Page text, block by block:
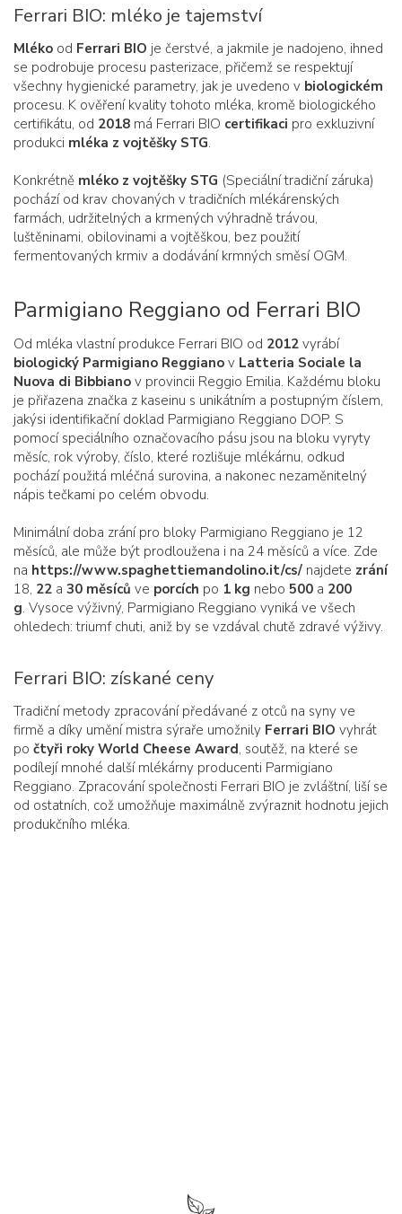
Ferrari BIO: mléko je tajemství
Mléko od Ferrari BIO je čerstvé, a jakmile je nadojeno, ihned
se podrobuje procesu pasterizace, přičemž se respektují
všechny hygienické parametry, jak je uvedeno v biologickém
procesu. K ověření kvality tohoto mléka, kromě biologického
certifikátu, od 2018 má Ferrari BIO certifikaci pro exkluzivní
produkci mléka z vojtěšky STG.
Konkrétně mléko z vojtěšky STG (Speciální tradiční záruka)
pochází od krav chovaných v tradičních mlékárenských
farmách, udržitelných a krmených výhradně trávou,
luštěninami, obilovinami a vojtěškou, bez použití
fermentovaných krmiv a dodávání krmných směsí OGM.
Parmigiano Reggiano od Ferrari BIO
Od mléka vlastní produkce Ferrari BIO od 2012 vyrábí
biologický Parmigiano Reggiano v Latteria Sociale la
Nuova di Bibbiano v provincii Reggio Emilia. Každému bloku
je přiřazena značka z kaseinu s unikátním a postupným číslem,
jakýsi identifikační doklad Parmigiano Reggiano DOP. S
pomocí speciálního označovacího pásu jsou na bloku vyryty
měsíc, rok výroby, číslo, které rozlišuje mlékárnu, odkud
pochází použitá mléčná surovina, a nakonec nezaměnitelný
nápis tečkami po celém obvodu.
Minimální doba zrání pro bloky Parmigiano Reggiano je 12
měsíců, ale může být prodloužena i na 24 měsíců a více. Zde
na https://www.spaghettiemandolino.it/cs/ najdete zrání
18, 22 a 30 měsíců ve porcích po 1 kg nebo 500 a 200
g. Vysoce výživný, Parmigiano Reggiano vyniká ve všech
ohledech: triumf chuti, aniž by se vzdával chutě zdravé výživy.
Ferrari BIO: získané ceny
Tradiční metody zpracování předávané z otců na syny ve
firmě a díky umění mistra sýraře umožnily Ferrari BIO vyhrát
po čtyři roky World Cheese Award, soutěž, na které se
podílejí mnohé další mlékárny producenti Parmigiano
Reggiano. Zpracování společnosti Ferrari BIO je zvláštní, liší se
od ostatních, což umožňuje maximálně zvýraznit hodnotu jejich
produkčního mléka.